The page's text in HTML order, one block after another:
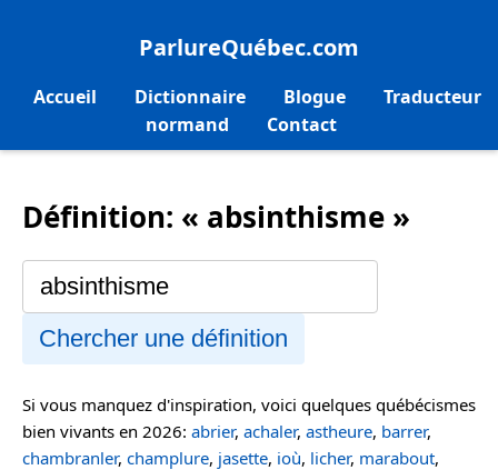
ParlureQuébec.com
Accueil Dictionnaire Blogue
Traducteur
normand
Contact
Définition: « absinthisme »
Chercher une définition
Si vous manquez d'inspiration, voici quelques québécismes
bien vivants en 2026: abrier, achaler, astheure, barrer,
chambranler, champlure, jasette, ioù, licher, marabout,